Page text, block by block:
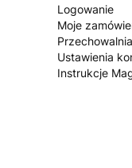
Logowanie
Moje
Przechowalnia
Ustawienia
Instrukcje